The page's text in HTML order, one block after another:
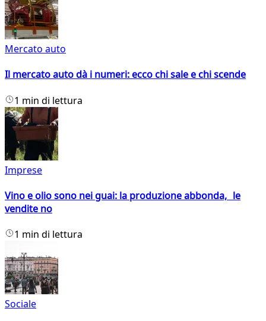
Mercato auto
Il mercato auto dà i numeri: ecco chi sale e chi scende
1 min di lettura
Imprese
Vino e olio sono nei guai: la produzione abbonda, le
vendite no
1 min di lettura
Sociale